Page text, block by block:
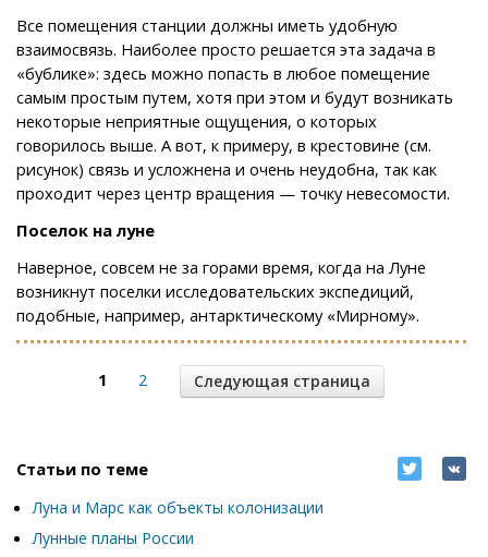
Все помещения станции должны иметь удобную
взаимосвязь. Наиболее просто решается эта задача в
«бублике»: здесь можно попасть в любое помещение
самым простым путем, хотя при этом и будут возникать
некоторые неприятные ощущения, о которых
говорилось выше. А вот, к примеру, в крестовине (см.
рисунок) связь и усложнена и очень неудобна, так как
проходит через центр вращения — точку невесомости.
Поселок на луне
Наверное, совсем не за горами время, когда на Луне
возникнут поселки исследовательских экспедиций,
подобные, например, антарктическому «Мирному».
1 2 Следующая страница
Статьи по теме
Луна и Марс как объекты колонизации
Лунные планы России